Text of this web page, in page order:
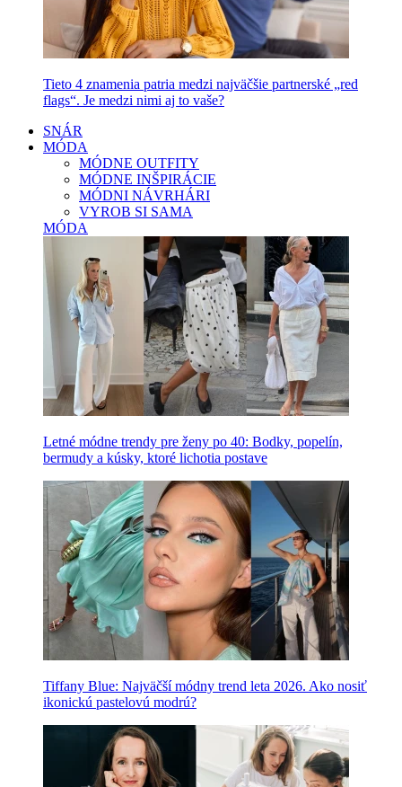
Tieto 4 znamenia patria medzi najväčšie partnerské „red
flags“. Je medzi nimi aj to vaše?
SNÁR
MÓDA
MÓDNE OUTFITY
MÓDNE INŠPIRÁCIE
MÓDNI NÁVRHÁRI
VYROB SI SAMA
MÓDA
Letné módne trendy pre ženy po 40: Bodky, popelín,
bermudy a kúsky, ktoré lichotia postave
Tiffany Blue: Najväčší módny trend leta 2026. Ako nosiť
ikonickú pastelovú modrú?